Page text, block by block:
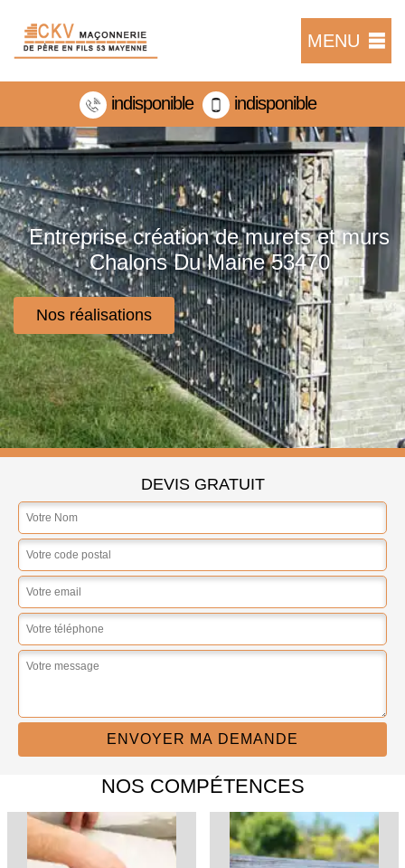
MENU
indisponible indisponible
Entreprise création de murets et murs
Chalons Du Maine 53470
Nos réalisations
DEVIS GRATUIT
NOS COMPÉTENCES